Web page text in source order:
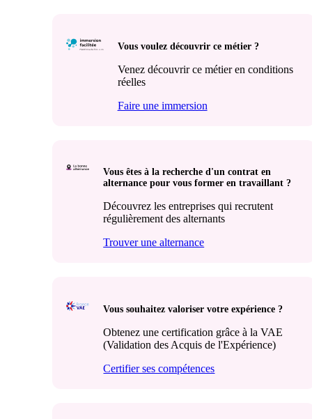
Vous voulez découvrir ce métier ?
Venez découvrir ce métier en conditions
réelles
Faire une immersion
Vous êtes à la recherche d'un contrat en
alternance pour vous former en travaillant ?
Découvrez les entreprises qui recrutent
régulièrement des alternants
Trouver une alternance
Vous souhaitez valoriser votre expérience ?
Obtenez une certification grâce à la VAE
(Validation des Acquis de l'Expérience)
Certifier ses compétences